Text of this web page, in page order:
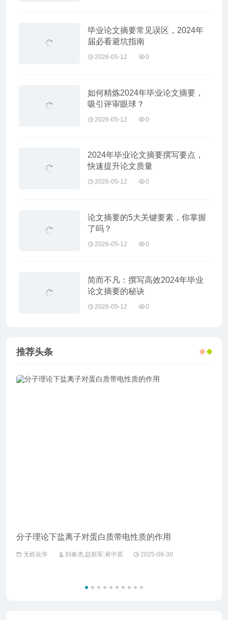
毕业论文摘要常见误区，2024年
届必看避坑指南
2026-05-12 0
如何精炼2024年毕业论文摘要，
吸引评审眼球？
2026-05-12 0
2024年毕业论文摘要撰写要点，
快速提升论文质量
2026-05-12 0
论文摘要的5大关键要素，你掌握
了吗？
2026-05-12 0
简而不凡：撰写高效2024年毕业
论文摘要的秘诀
2026-05-12 0
推荐头条
分子理论下盐离子对蛋白质带电性质的作用
无机化学 刘春杰,赵新军,蒋中英 2025-08-30